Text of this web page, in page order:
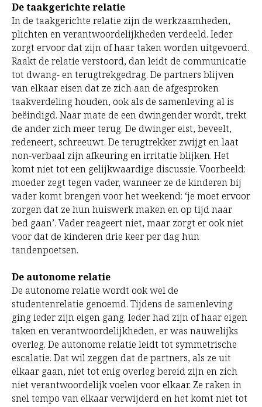
De taakgerichte relatie
In de taakgerichte relatie zijn de werkzaamheden,
plichten en verantwoordelijkheden verdeeld. Ieder
zorgt ervoor dat zijn of haar taken worden uitgevoerd.
Raakt de relatie verstoord, dan leidt de communicatie
tot dwang- en terugtrekgedrag. De partners blijven
van elkaar eisen dat ze zich aan de afgesproken
taakverdeling houden, ook als de samenleving al is
beëindigd. Naar mate de een dwingender wordt, trekt
de ander zich meer terug. De dwinger eist, beveelt,
redeneert, schreeuwt. De terugtrekker zwijgt en laat
non-verbaal zijn afkeuring en irritatie blijken. Het
komt niet tot een gelijkwaardige discussie. Voorbeeld:
moeder zegt tegen vader, wanneer ze de kinderen bij
vader komt brengen voor het weekend: ‘je moet ervoor
zorgen dat ze hun huiswerk maken en op tijd naar
bed gaan’. Vader reageert niet, maar zorgt er ook niet
voor dat de kinderen drie keer per dag hun
tandenpoetsen.
De autonome relatie
De autonome relatie wordt ook wel de
studentenrelatie genoemd. Tijdens de samenleving
ging ieder zijn eigen gang. Ieder had zijn of haar eigen
taken en verantwoordelijkheden, er was nauwelijks
overleg. De autonome relatie leidt tot symmetrische
escalatie. Dat wil zeggen dat de partners, als ze uit
elkaar gaan, niet tot enig overleg bereid zijn en zich
niet verantwoordelijk voelen voor elkaar. Ze raken in
snel tempo van elkaar verwijderd en het komt niet tot